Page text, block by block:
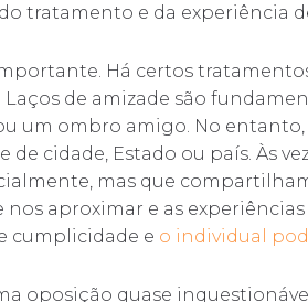
tratamento e da experiência
Há certos
de amizade são
um ombro amigo. No entanto,
cidade, Estado ou país. Às
mas que
nos aproximar e as
cumplicidade e o individual
oposição quase